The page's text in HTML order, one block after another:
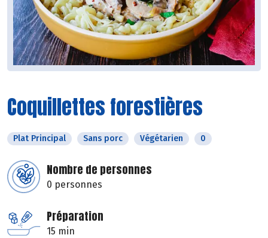
Coquillettes forestières
Plat Principal Sans porc Végétarien 0
Nombre de personnes
0 personnes
Préparation
15 min